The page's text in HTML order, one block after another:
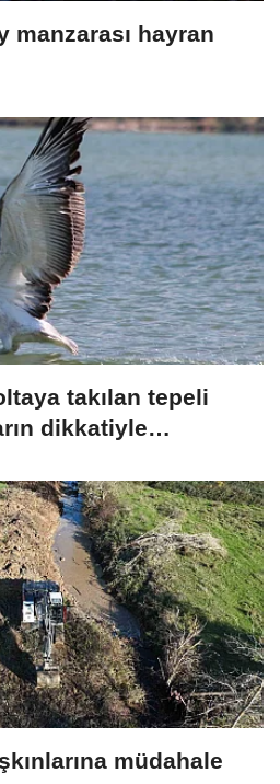
manzarası hayran
takılan tepeli
dikkatiyle
müdahale